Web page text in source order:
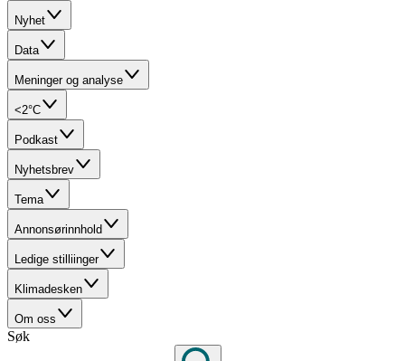
Nyhet
Data
Meninger og analyse
<2°C
Podkast
Nyhetsbrev
Tema
Annonsørinnhold
Ledige stilliinger
Klimadesken
Om oss
Søk